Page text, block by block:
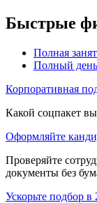
Быстрые
Полная
Полный день
Корпоративная
Какой соцпакет
Оформляйте
Проверяйте
документы без
Ускорьте подбор в